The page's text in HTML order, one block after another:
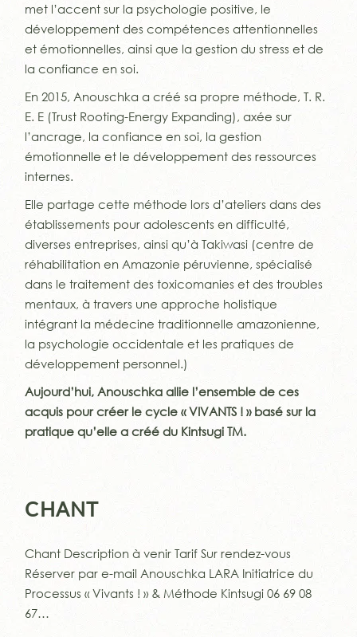
met l’accent sur la psychologie positive, le
développement des compétences attentionnelles
et émotionnelles, ainsi que la gestion du stress et de
la confiance en soi.
En 2015, Anouschka a créé sa propre méthode, T. R.
E. E (Trust Rooting-Energy Expanding), axée sur
l’ancrage, la confiance en soi, la gestion
émotionnelle et le développement des ressources
internes.
Elle partage cette méthode lors d’ateliers dans des
établissements pour adolescents en difficulté,
diverses entreprises, ainsi qu’à Takiwasi (centre de
réhabilitation en Amazonie péruvienne, spécialisé
dans le traitement des toxicomanies et des troubles
mentaux, à travers une approche holistique
intégrant la médecine traditionnelle amazonienne,
la psychologie occidentale et les pratiques de
développement personnel.)
Aujourd’hui, Anouschka allie l’ensemble de ces
acquis pour créer le cycle « VIVANTS ! » basé sur la
pratique qu’elle a créé du Kintsugi TM.
CHANT
Chant Description à venir Tarif Sur rendez-vous
Réserver par e-mail Anouschka LARA Initiatrice du
Processus « Vivants ! » & Méthode Kintsugi 06 69 08
67…